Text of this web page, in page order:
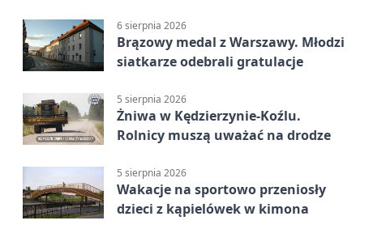
6 sierpnia 2026
Brązowy medal z Warszawy. Młodzi
siatkarze odebrali gratulacje
5 sierpnia 2026
Żniwa w Kędzierzynie-Koźlu.
Rolnicy muszą uważać na drodze
5 sierpnia 2026
Wakacje na sportowo przeniosły
dzieci z kąpielówek w kimona